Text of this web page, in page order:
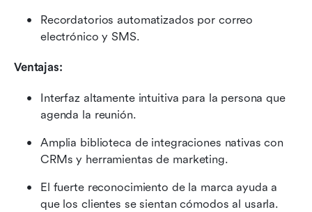
Recordatorios automatizados por correo
electrónico y SMS.
Ventajas:
Interfaz altamente intuitiva para la persona que
agenda la reunión.
Amplia biblioteca de integraciones nativas con
CRMs y herramientas de marketing.
El fuerte reconocimiento de la marca ayuda a
que los clientes se sientan cómodos al usarla.